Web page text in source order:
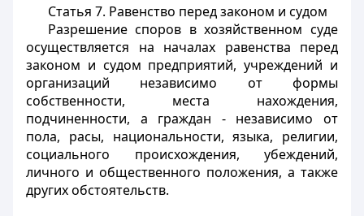
Статья 7. Равенство перед законом и судом
Разрешение споров в хозяйственном суде
осуществляется на началах равенства перед
законом и судом предприятий, учреждений и
организаций независимо от формы
собственности, места нахождения,
подчиненности, а граждан - независимо от
пола, расы, национальности, языка, религии,
социального происхождения, убеждений,
личного и общественного положения, а также
других обстоятельств.